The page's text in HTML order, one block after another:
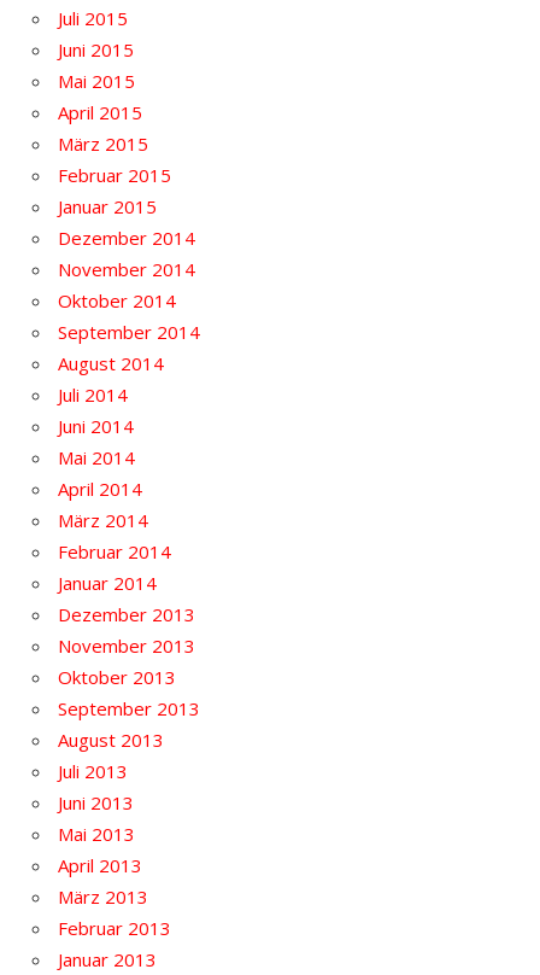
Juli 2015
Juni 2015
Mai 2015
April 2015
März 2015
Februar 2015
Januar 2015
Dezember 2014
November 2014
Oktober 2014
September 2014
August 2014
Juli 2014
Juni 2014
Mai 2014
April 2014
März 2014
Februar 2014
Januar 2014
Dezember 2013
November 2013
Oktober 2013
September 2013
August 2013
Juli 2013
Juni 2013
Mai 2013
April 2013
März 2013
Februar 2013
Januar 2013